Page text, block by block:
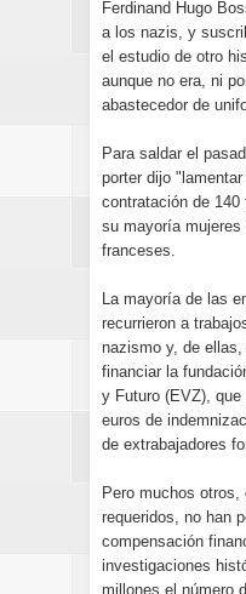
Ferdinand Hugo
a los nazis, y
el estudio de otro
aunque no era, ni
abastecedor de
Para saldar el
porter dijo
contratación de
su mayoría mujeres
franceses.
La mayoría de las
recurrieron a
nazismo y, de
financiar la
y Futuro (EVZ),
euros de
de extrabajadores
Pero muchos
requeridos, no han
compensación
investigaciones
millones el número